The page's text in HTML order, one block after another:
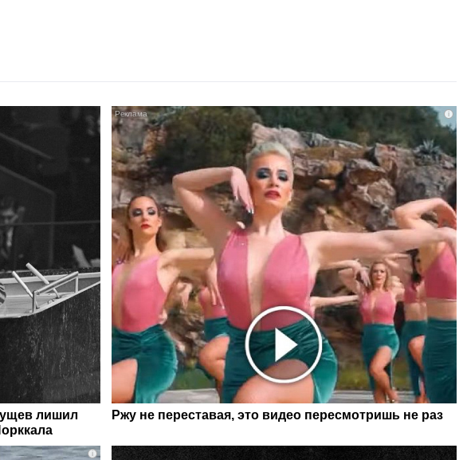
лишил
i
Ржу не переставая, это видео пересмотришь не раз
i